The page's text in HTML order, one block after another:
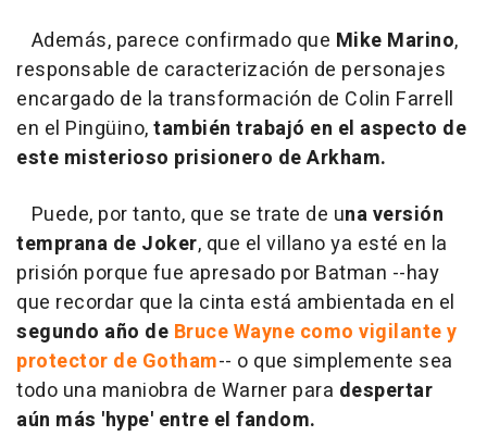
Además, parece confirmado que Mike Marino,
responsable de caracterización de personajes
encargado de la transformación de Colin Farrell
en el Pingüino,también trabajó en el aspecto de
este misterioso prisionero de Arkham.
Puede, por tanto, que se trate de una versión
temprana de Joker, que el villano ya esté en la
prisión porque fue apresado por Batman --hay
que recordar que la cinta está ambientada en el
segundo año de Bruce Wayne como vigilante y
protector de Gotham-- o que simplemente sea
todo una maniobra de Warner para despertar
aún más 'hype' entre el fandom.